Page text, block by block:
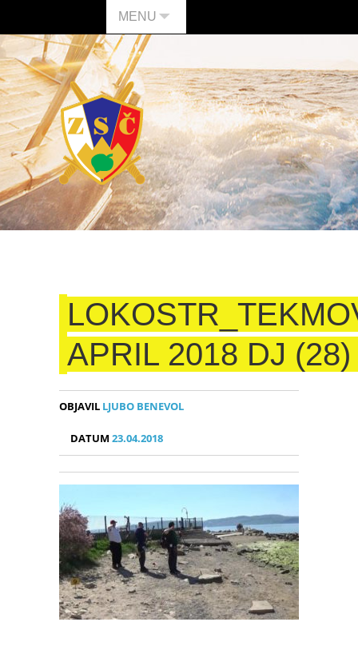
MENU
APRIL 2018 DJ (28)
OBJAVIL LJUBO BENEVOL
DATUM23.04.2018